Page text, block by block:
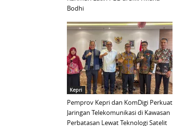
Bodhi
Kepri
Pemprov Kepri dan KomDigi Perkuat
Jaringan Telekomunikasi di Kawasan
Perbatasan Lewat Teknologi Satelit